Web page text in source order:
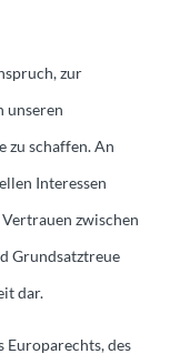
zur
unseren
zu schaffen. An
Interessen
zwischen
Grundsatztreue
dar.
Europarechts, des